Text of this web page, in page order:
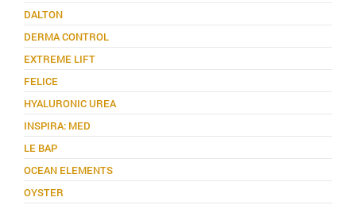
DALTON
DERMA CONTROL
EXTREME LIFT
FELICE
HYALURONIC UREA
INSPIRA: MED
LE BAP
OCEAN ELEMENTS
OYSTER